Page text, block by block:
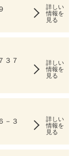
詳しい
情報を
見る
３７
詳しい
情報を
見る
－３
詳しい
情報を
見る